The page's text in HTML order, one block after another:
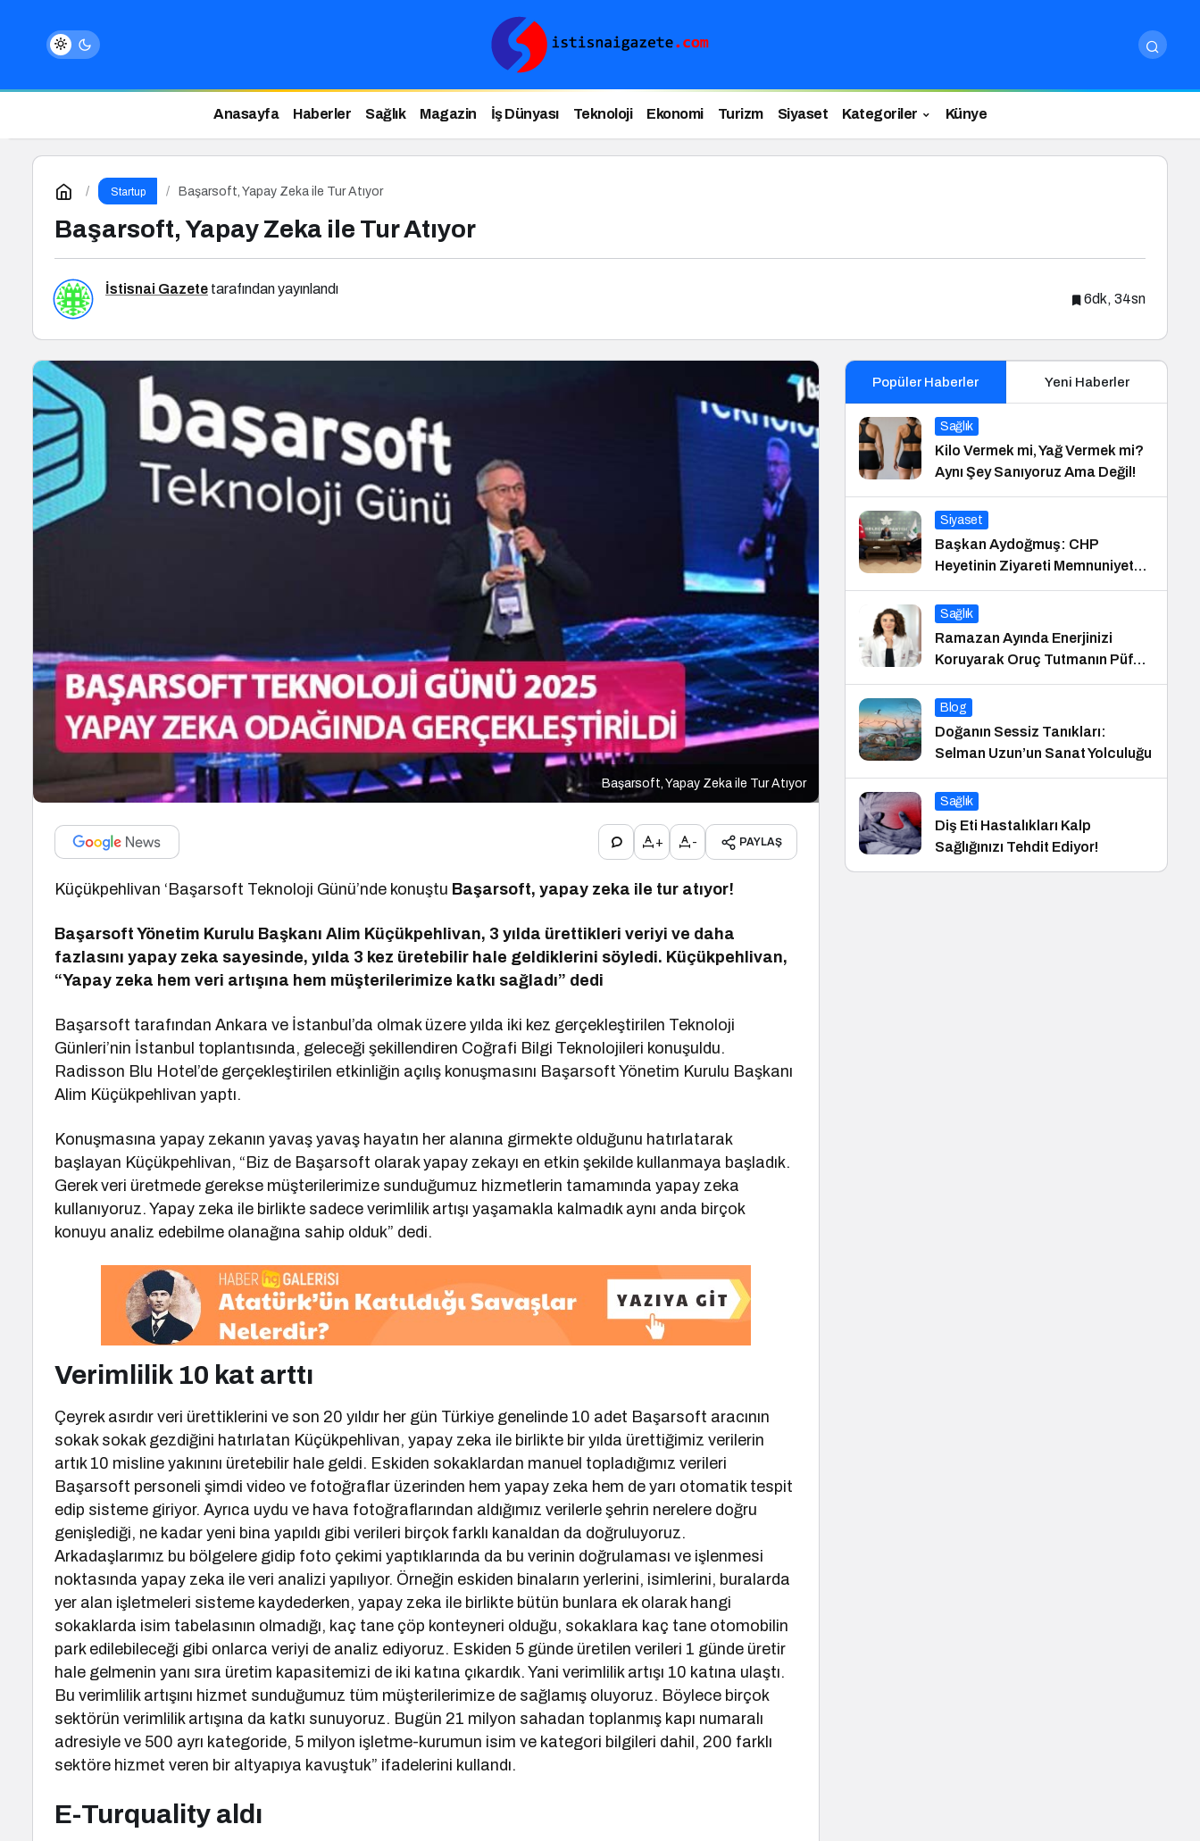
Anasayfa Haberler Sağlık Magazin İş Dünyası Teknoloji Ekonomi Turizm Siyaset Kategoriler Künye
Startup Başarsoft, Yapay Zeka ile Tur Atıyor
Başarsoft, Yapay Zeka ile Tur Atıyor
İstisnai Gazete tarafından yayınlandı
6dk, 34sn
Başarsoft, Yapay Zeka ile Tur Atıyor
+ - PAYLAŞ
Küçükpehlivan ‘Başarsoft Teknoloji Günü’nde konuştu Başarsoft, yapay zeka ile tur atıyor!
Başarsoft Yönetim Kurulu Başkanı Alim Küçükpehlivan, 3 yılda ürettikleri veriyi ve daha
fazlasını yapay zeka sayesinde, yılda 3 kez üretebilir hale geldiklerini söyledi. Küçükpehlivan,
“Yapay zeka hem veri artışına hem müşterilerimize katkı sağladı” dedi
Başarsoft tarafından Ankara ve İstanbul’da olmak üzere yılda iki kez gerçekleştirilen Teknoloji
Günleri’nin İstanbul toplantısında, geleceği şekillendiren Coğrafi Bilgi Teknolojileri konuşuldu.
Radisson Blu Hotel’de gerçekleştirilen etkinliğin açılış konuşmasını Başarsoft Yönetim Kurulu Başkanı
Alim Küçükpehlivan yaptı.
Konuşmasına yapay zekanın yavaş yavaş hayatın her alanına girmekte olduğunu hatırlatarak
başlayan Küçükpehlivan, “Biz de Başarsoft olarak yapay zekayı en etkin şekilde kullanmaya başladık.
Gerek veri üretmede gerekse müşterilerimize sunduğumuz hizmetlerin tamamında yapay zeka
kullanıyoruz. Yapay zeka ile birlikte sadece verimlilik artışı yaşamakla kalmadık aynı anda birçok
konuyu analiz edebilme olanağına sahip olduk” dedi.
Verimlilik 10 kat arttı
Çeyrek asırdır veri ürettiklerini ve son 20 yıldır her gün Türkiye genelinde 10 adet Başarsoft aracının
sokak sokak gezdiğini hatırlatan Küçükpehlivan, yapay zeka ile birlikte bir yılda ürettiğimiz verilerin
artık 10 misline yakınını üretebilir hale geldi. Eskiden sokaklardan manuel topladığımız verileri
Başarsoft personeli şimdi video ve fotoğraflar üzerinden hem yapay zeka hem de yarı otomatik tespit
edip sisteme giriyor. Ayrıca uydu ve hava fotoğraflarından aldığımız verilerle şehrin nerelere doğru
genişlediği, ne kadar yeni bina yapıldı gibi verileri birçok farklı kanaldan da doğruluyoruz.
Arkadaşlarımız bu bölgelere gidip foto çekimi yaptıklarında da bu verinin doğrulaması ve işlenmesi
noktasında yapay zeka ile veri analizi yapılıyor. Örneğin eskiden binaların yerlerini, isimlerini, buralarda
yer alan işletmeleri sisteme kaydederken, yapay zeka ile birlikte bütün bunlara ek olarak hangi
sokaklarda isim tabelasının olmadığı, kaç tane çöp konteyneri olduğu, sokaklara kaç tane otomobilin
park edilebileceği gibi onlarca veriyi de analiz ediyoruz. Eskiden 5 günde üretilen verileri 1 günde üretir
hale gelmenin yanı sıra üretim kapasitemizi de iki katına çıkardık. Yani verimlilik artışı 10 katına ulaştı.
Bu verimlilik artışını hizmet sunduğumuz tüm müşterilerimize de sağlamış oluyoruz. Böylece birçok
sektörün verimlilik artışına da katkı sunuyoruz. Bugün 21 milyon sahadan toplanmış kapı numaralı
adresiyle ve 500 ayrı kategoride, 5 milyon işletme-kurumun isim ve kategori bilgileri dahil, 200 farklı
sektöre hizmet veren bir altyapıya kavuştuk” ifadelerini kullandı.
E-Turquality aldı
Popüler Haberler Yeni Haberler
Sağlık
Kilo Vermek mi, Yağ Vermek mi?
Aynı Şey Sanıyoruz Ama Değil!
Siyaset
Başkan Aydoğmuş: CHP
Heyetinin Ziyareti Memnuniyet
Verici
Sağlık
Ramazan Ayında Enerjinizi
Koruyarak Oruç Tutmanın Püf
Noktaları
Blog
Doğanın Sessiz Tanıkları:
Selman Uzun’un Sanat Yolculuğu
Sağlık
Diş Eti Hastalıkları Kalp
Sağlığınızı Tehdit Ediyor!